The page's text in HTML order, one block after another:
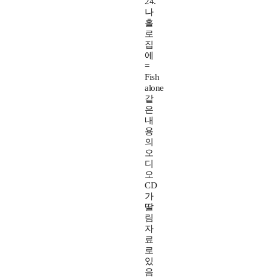
나
홀
로
집
에
=
Fish
alone
같
은
내
용
의
오
디
오
CD
가
딸
림
자
료
로
있
음